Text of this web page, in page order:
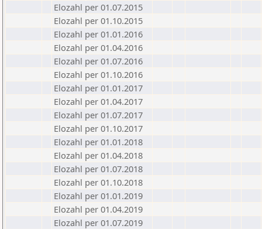
Elozahl per 01.07.2015
Elozahl per 01.10.2015
Elozahl per 01.01.2016
Elozahl per 01.04.2016
Elozahl per 01.07.2016
Elozahl per 01.10.2016
Elozahl per 01.01.2017
Elozahl per 01.04.2017
Elozahl per 01.07.2017
Elozahl per 01.10.2017
Elozahl per 01.01.2018
Elozahl per 01.04.2018
Elozahl per 01.07.2018
Elozahl per 01.10.2018
Elozahl per 01.01.2019
Elozahl per 01.04.2019
Elozahl per 01.07.2019